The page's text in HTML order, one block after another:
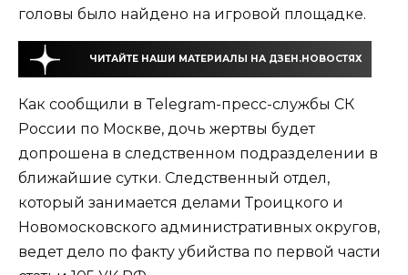
головы было найдено на игровой площадке.
ЧИТАЙТЕ НАШИ МАТЕРИАЛЫ НА ДЗЕН.НОВОСТЯХ
Как сообщили в Telegram-пресс-службы СК
России по Москве, дочь жертвы будет
допрошена в следственном подразделении в
ближайшие сутки. Следственный отдел,
который занимается делами Троицкого и
Новомосковского административных округов,
ведет дело по факту убийства по первой части